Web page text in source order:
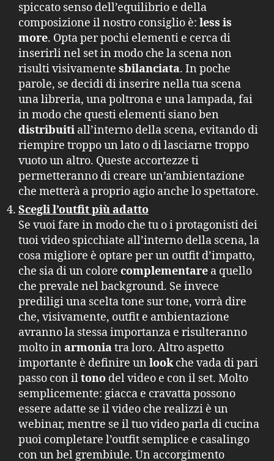
spiccato senso dell’equilibrio e della
composizione il nostro consiglio è: less is
more. Opta per pochi elementi e cerca di
inserirli nel set in modo che la scena non
risulti visivamente sbilanciata. In poche
parole, se decidi di inserire nella tua scena
una libreria, una poltrona e una lampada, fai
in modo che questi elementi siano ben
distribuiti all’interno della scena, evitando di
riempire troppo un lato o di lasciarne troppo
vuoto un altro. Queste accortezze ti
permetteranno di creare un’ambientazione
che metterà a proprio agio anche lo spettatore.
Scegli l’outfit più adatto
Se vuoi fare in modo che tu o i protagonisti dei
tuoi video spicchiate all’interno della scena, la
cosa migliore è optare per un outfit d’impatto,
che sia di un colore complementare a quello
che prevale nel background. Se invece
prediligi una scelta tone sur tone, vorrà dire
che, visivamente, outfit e ambientazione
avranno la stessa importanza e risulteranno
molto in armoniatra loro. Altro aspetto
importante è definire un lookche vada di pari
passo con iltono del video e con il set. Molto
semplicemente: giacca e cravatta possono
essere adatte se il video che realizzi è un
webinar, mentre se il tuo video parla di cucina
puoi completare l’outfit semplice e casalingo
con un bel grembiule. Un accorgimento